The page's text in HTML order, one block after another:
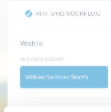
HIN- UND RÜCKFLUG
Wohin
IHR ABFLUGSORT: